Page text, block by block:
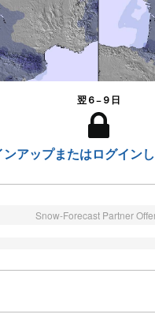
翌６−９日
ンアップまたはログイン
Snow-Forecast Partner